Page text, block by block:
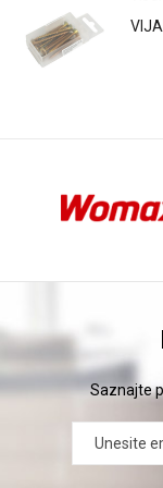
POŠALJI
Saznajte